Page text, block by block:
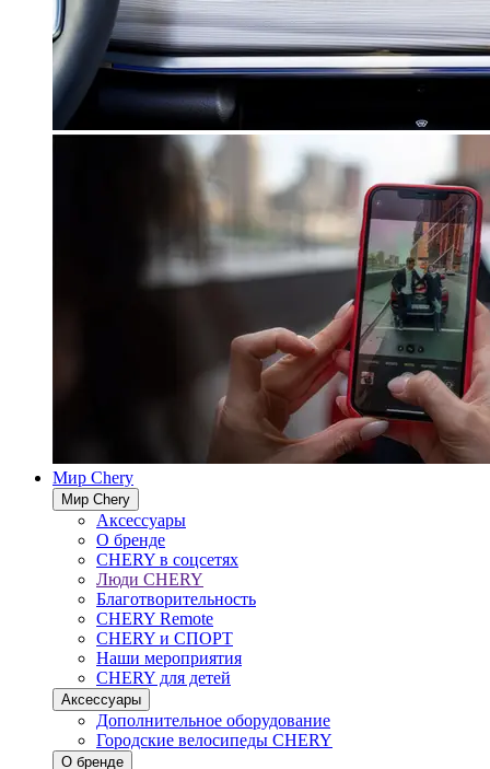
Мир Chery
Мир Chery
Аксессуары
О бренде
CHERY в соцсетях
Люди CHERY
Благотворительность
CHERY Remote
CHERY и СПОРТ
Наши мероприятия
CHERY для детей
Аксессуары
Дополнительное оборудование
Городские велосипеды CHERY
О бренде